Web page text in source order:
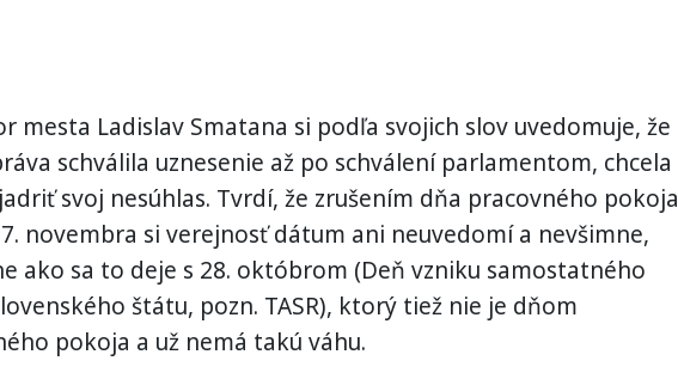
mesta Ladislav Smatana si podľa svojich slov uvedomuje, že
schválila uznesenie až po schválení parlamentom, chcela
svoj nesúhlas. Tvrdí, že zrušením dňa pracovného pokoja
novembra si verejnosť dátum ani neuvedomí a nevšimne,
ako sa to deje s 28. októbrom (Deň vzniku samostatného
štátu, pozn. TASR), ktorý tiež nie je dňom
pokoja a už nemá takú váhu.